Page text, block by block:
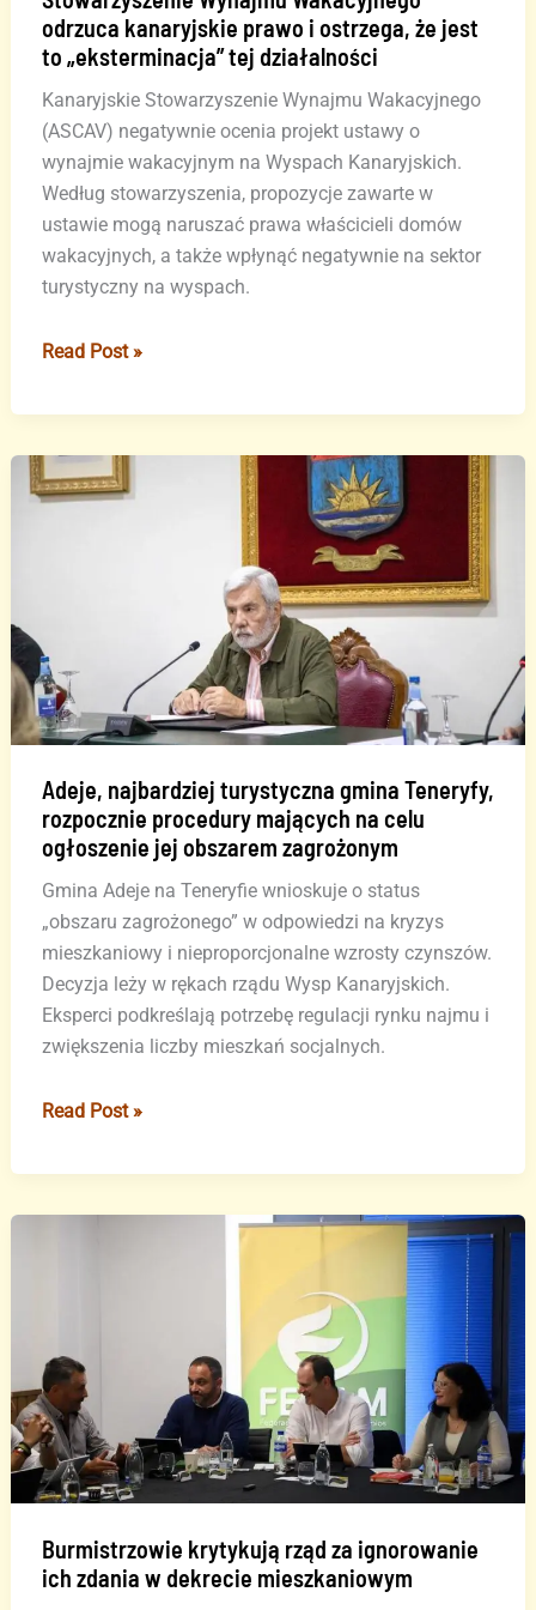
odrzuca kanaryjskie prawo i ostrzega, że jest
to „eksterminacja” tej działalności
Kanaryjskie Stowarzyszenie Wynajmu Wakacyjnego
(ASCAV) negatywnie ocenia projekt ustawy o
wynajmie wakacyjnym na Wyspach Kanaryjskich.
Według stowarzyszenia, propozycje zawarte w
ustawie mogą naruszać prawa właścicieli domów
wakacyjnych, a także wpłynąć negatywnie na sektor
turystyczny na wyspach.
Stowarzyszenie
Wakacyjnego
kanaryjskie
prawo
to
„eksterminacja”
tej
Read Post »
Adeje, najbardziej turystyczna gmina Teneryfy,
rozpocznie procedury mających na celu
ogłoszenie jej obszarem zagrożonym
Gmina Adeje na Teneryfie wnioskuje o status
„obszaru zagrożonego” w odpowiedzi na kryzys
mieszkaniowy i nieproporcjonalne wzrosty czynszów.
Decyzja leży w rękach rządu Wysp Kanaryjskich.
Eksperci podkreślają potrzebę regulacji rynku najmu i
zwiększenia liczby mieszkań socjalnych.
Adeje,
turystyczna
na
celu
ogłoszenie
jej
obszarem
Read Post »
Burmistrzowie krytykują rząd za ignorowanie
ich zdania w dekrecie mieszkaniowym